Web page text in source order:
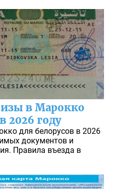
в Марокко
2026 году
для белорусов в 2026
документов и
Правила въезда в